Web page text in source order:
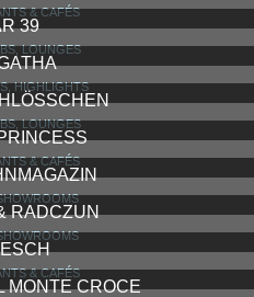
& CAFÉS
39
LOUNGES
HIGHLIGHTS
LOUNGES
& CAFÉS
RADCZUN
& CAFÉS
MONTE CROCE